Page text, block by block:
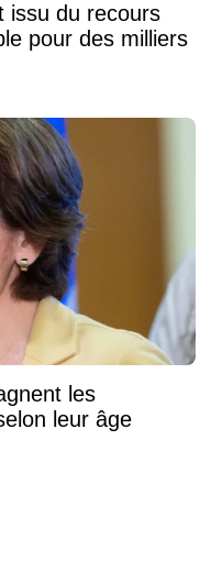
issu du recours
pour des milliers
les
leur âge